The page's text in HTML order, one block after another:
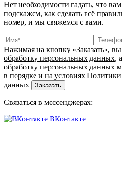
Нет необходимости гадать, что
подскажем, как сделать всё
номер, и мы свяжемся с вами.
Нажимая на кнопку «Заказать», вы
обработку персональных данных,
обработку персональных данных
в порядке и на условиях Политики
данных
Заказать
Связаться в мессенджерах:
ВКонтакте